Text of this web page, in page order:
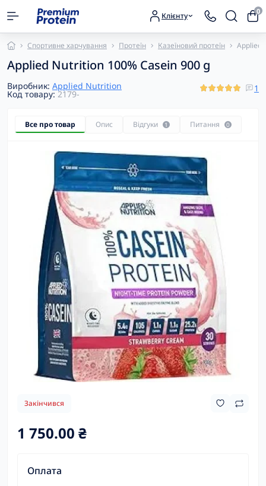
Клієнту 0
Спортивне харчування Протеїн Казеїновий протеїн Applied
Applied Nutrition 100% Casein 900 g
Виробник: Applied Nutrition
Код товару:2179-
1
Все про товар Опис Відгуки 1 Питання 0
Закінчився
1 750.00 ₴
Оплата